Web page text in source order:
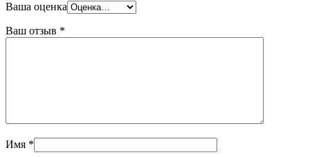
Ваша оценка
Ваш отзыв *
Имя *